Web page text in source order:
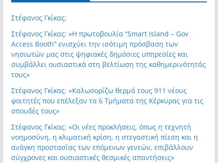
Στέφανος Γκίκας:
Στέφανος Γκίκας: «Η πρωτοβουλία “Smart Island – Gov
Access Booth” ενισχύει την ισότιμη πρόσβαση των
νησιωτών μας στις ψηφιακές δημόσιες υπηρεσίες και
συμβάλλει ουσιαστικά στη βελτίωση της καθημερινότητάς
τους»
Στέφανος Γκίκας: «Καλωσορίζω θερμά τους 911 νέους
φοιτητές που επέλεξαν τα 6 Τμήματα της Κέρκυρας για τις
σπουδές τους»
Στέφανος Γκίκας: «Οι νέες προκλήσεις, όπως η τεχνητή
νοημοσύνη, η κλιματική κρίση, η στεγαστική πίεση και η
ανάγκη προστασίας των επόμενων γενεών, επιβάλλουν
σύγχρονες και ουσιαστικές θεσμικές απαντήσεις»